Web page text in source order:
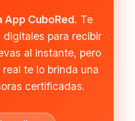
App CuboRed. Te
digitales para recibir
al instante, pero
te lo brinda una
certificadas.